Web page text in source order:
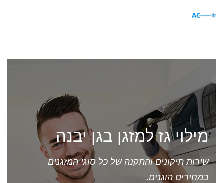
מילוי גז למזגן בגן יבנה
שירות תיקונים והתקנה של כל סוגי המזגנים
במחירים הוגנים.